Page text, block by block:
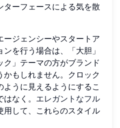
ターフェースによる気を散
ージェンシーやスタートア
を行う場合は、「大胆」
ク」テーマの方がブランド
かもしれません。クロック
うに見えるようにするこ
なく。 エレガントなフル
用して、これらのスタイル